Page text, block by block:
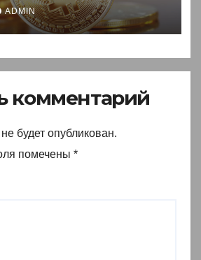
ADMIN
комментарий
будет опубликован.
помечены *